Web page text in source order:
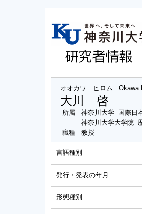
オオカワ ヒロム Okawa
大川 啓
所属
神奈川大学 国際日
神奈川大学大学院
職種
教授
言語種別
発行・発表の年月
形態種別